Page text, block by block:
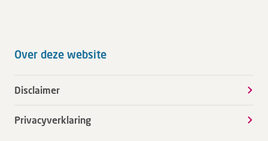
Over deze website
Disclaimer
Privacyverklaring